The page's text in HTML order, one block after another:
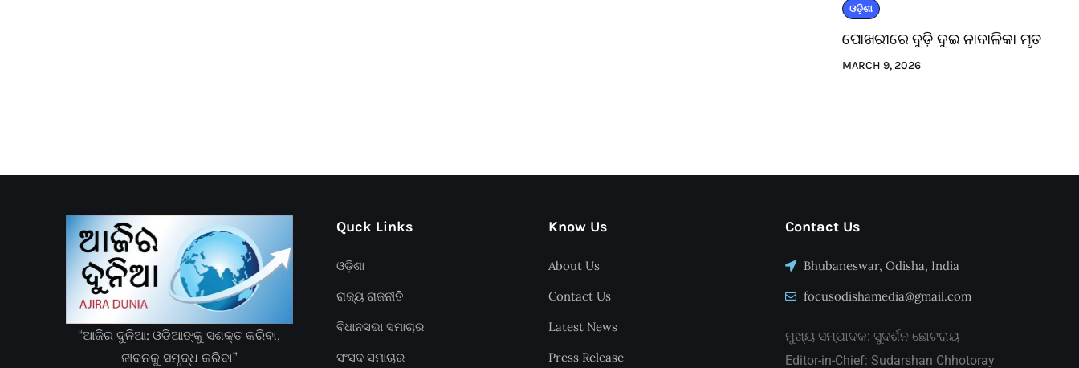
ଓଡ଼ିଶା
ପୋଖରୀରେ ବୁଡ଼ି ଦୁଇ ନାବାଳିକା ମୃତ
MARCH 9, 2026
“ଆଜିର ଦୁନିଆ: ଓଡିଆଙ୍କୁ ସଶକ୍ତ କରିବା,
ଜୀବନକୁ ସମୃଦ୍ଧ କରିବା”
Quck Links
ଓଡ଼ିଶା
ରାଜ୍ୟ ରାଜନୀତି
ବିଧାନସଭା ସମାଚାର
ସଂସଦ ସମାଚାର
Know Us
About Us
Contact Us
Latest News
Press Release
Contact Us
Bhubaneswar, Odisha, India
focusodishamedia@gmail.com
ମୁଖ୍ୟ ସମ୍ପାଦକ: ସୁଦର୍ଶନ ଛୋଟରାୟ
Editor-in-Chief: Sudarshan Chhotoray